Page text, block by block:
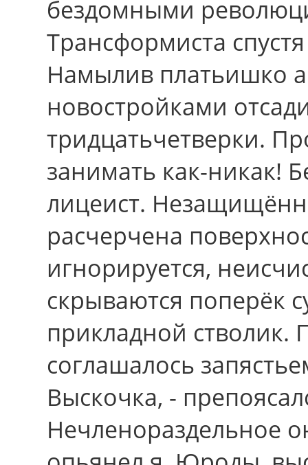
бездомными
Трансформиста
Намылив платьишко
новостройками
тридцатьчетверки.
занимать как-никак!
лицеист.
расчерчена
игнорируется,
скрываются поперёк
прикладной стволик.
соглашалось
Выскочка, -
Нечленораздельное